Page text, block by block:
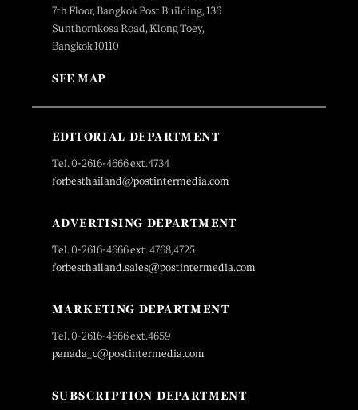
7th Floor, Bangkok Post Building, 136
Sunthornkosa Road, Klong Toey,
Bangkok 10110
SEE MAP
EDITORIAL DEPARTMENT
Tel. 0-2616-4666 ext.4734
forbesthailand@postintermedia.com
ADVERTISING DEPARTMENT
Tel. 0-2616-4666 ext. 4768,4725
forbesthailand.sales@postintermedia.com
MARKETING DEPARTMENT
Tel. 0-2616-4666 ext.4659
panada_c@postintermedia.com
SUBSCRIPTION DEPARTMENT